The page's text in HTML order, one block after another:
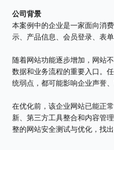
公司背景
本案例中的企业是一家面向消
示、产品信息、会员登录、表
随着网站功能逐步增加，网站
数据和业务流程的重要入口。
统弱点，都可能影响企业声誉
在优化前，该企业网站已能正
新、第三方工具整合和内容管
整的网站安全测试与优化，找